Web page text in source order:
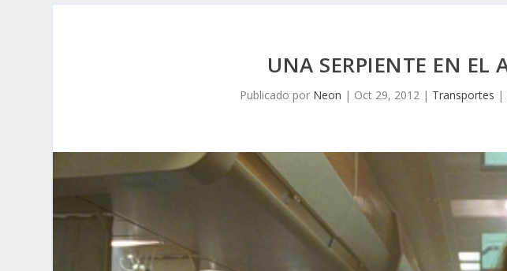
UNA SERPIENTE EN EL
Publicado por Neon | Oct 29, 2012 | Transportes |